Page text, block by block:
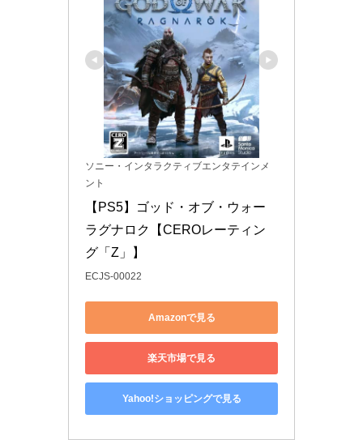
ソニー・インタラクティブエンタテインメ
ント
【PS5】ゴッド・オブ・ウォー
ラグナロク【CEROレーティン
グ「Z」】
ECJS-00022
Amazonで見る
楽天市場で見る
Yahoo!ショッピングで見る